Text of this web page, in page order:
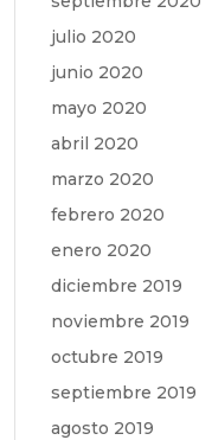
julio 2020
junio 2020
mayo 2020
abril 2020
marzo 2020
febrero 2020
enero 2020
diciembre 2019
noviembre 2019
octubre 2019
septiembre 2019
agosto 2019